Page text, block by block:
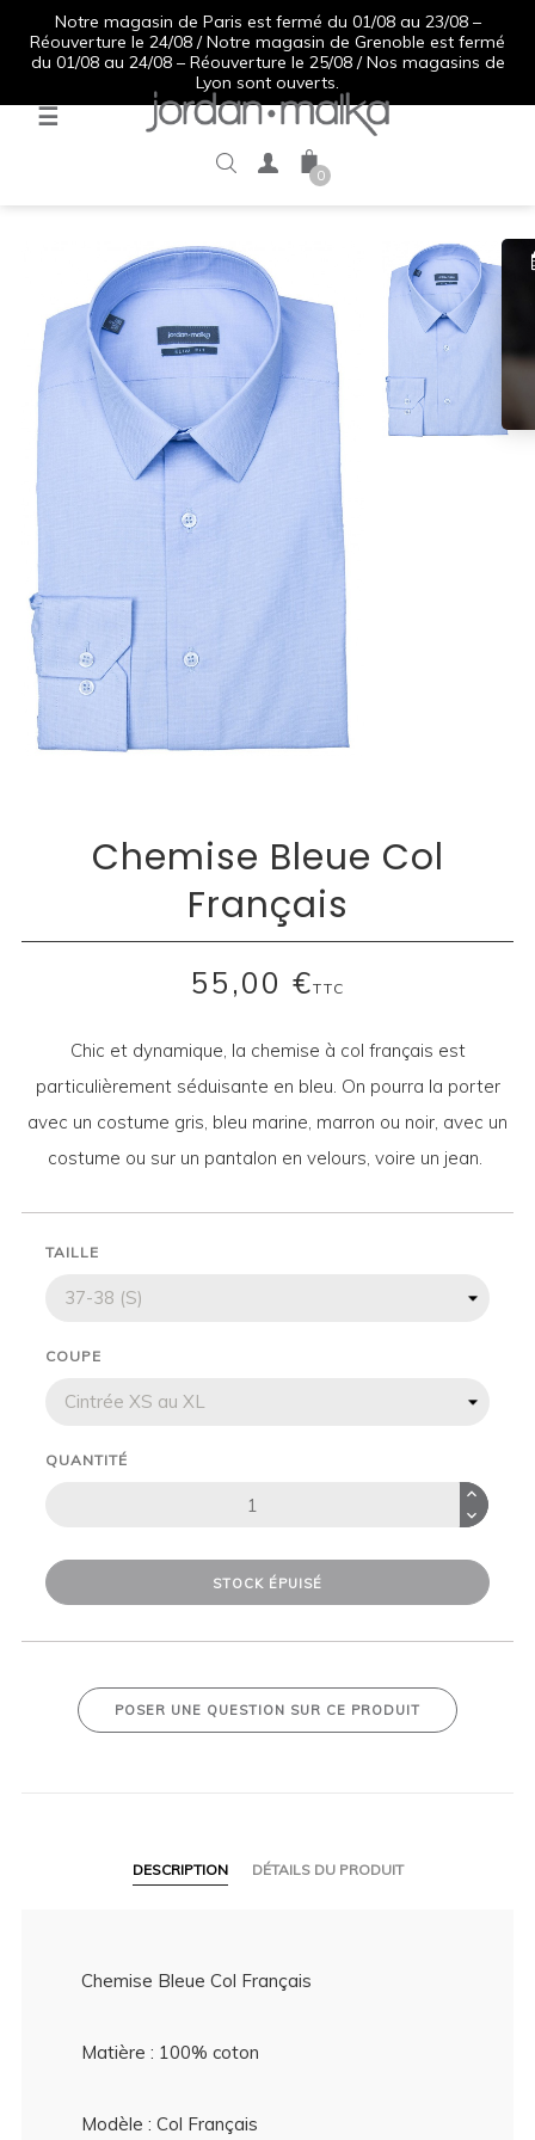
Notre magasin de Paris est fermé du 01/08 au 23/08 –
Réouverture le 24/08 / Notre magasin de Grenoble est fermé
du 01/08 au 24/08 – Réouverture le 25/08 / Nos magasins de
Lyon sont ouverts.
Basculer
☰
0
Chemise Bleue Col
Français
55,00 €TTC
Chic et dynamique, la chemise à col français est
particulièrement séduisante en bleu. On pourra la porter
avec un costume gris, bleu marine, marron ou noir, avec un
costume ou sur un pantalon en velours, voire un jean.
TAILLE
COUPE
QUANTITÉ
STOCK ÉPUISÉ
POSER UNE QUESTION SUR CE PRODUIT
DESCRIPTION DÉTAILS DU PRODUIT
Chemise Bleue Col Français
Matière : 100% coton
Modèle : Col Français